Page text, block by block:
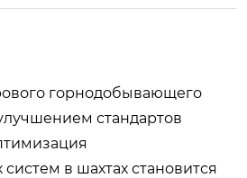
горнодобывающего
стандартов
в шахтах становится